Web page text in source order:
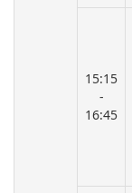
15:15
-
16:45